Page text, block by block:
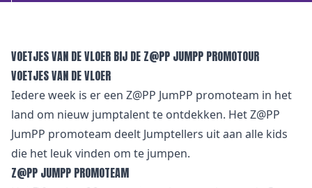
VOETJES VAN DE VLOER BIJ DE Z@PP JUMPP PROMOTOUR
VOETJES VAN DE VLOER
Iedere week is er een Z@PP JumPP promoteam in het
land om nieuw jumptalent te ontdekken. Het Z@PP
JumPP promoteam deelt Jumptellers uit aan alle kids
die het leuk vinden om te jumpen.
Z@PP JUMPP PROMOTEAM